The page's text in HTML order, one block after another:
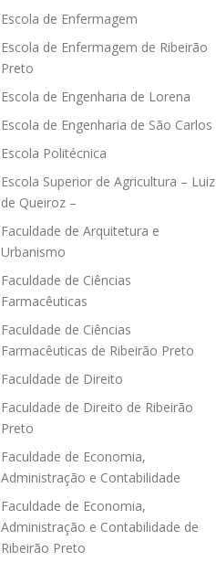
Escola de Enfermagem
Escola de Enfermagem de Ribeirão
Preto
Escola de Engenharia de Lorena
Escola de Engenharia de São Carlos
Escola Politécnica
Escola Superior de Agricultura – Luiz
de Queiroz –
Faculdade de Arquitetura e
Urbanismo
Faculdade de Ciências
Farmacêuticas
Faculdade de Ciências
Farmacêuticas de Ribeirão Preto
Faculdade de Direito
Faculdade de Direito de Ribeirão
Preto
Faculdade de Economia,
Administração e Contabilidade
Faculdade de Economia,
Administração e Contabilidade de
Ribeirão Preto